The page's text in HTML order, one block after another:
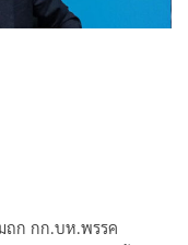
ถก กก.บห.พรรค